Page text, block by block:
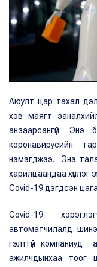
Аюулт цар тахал
хэв маягт
анзаарсангүй.
коронавирусийн
нэмэгджээ. Энэ
харилцаандаа хүнлэг
Covid-19 дэгдсэн
Covid-19
автоматчилалд
гэлтгүй
ажилчдынхаа тоог